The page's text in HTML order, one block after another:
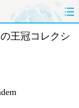
経済
王冠コレクシ